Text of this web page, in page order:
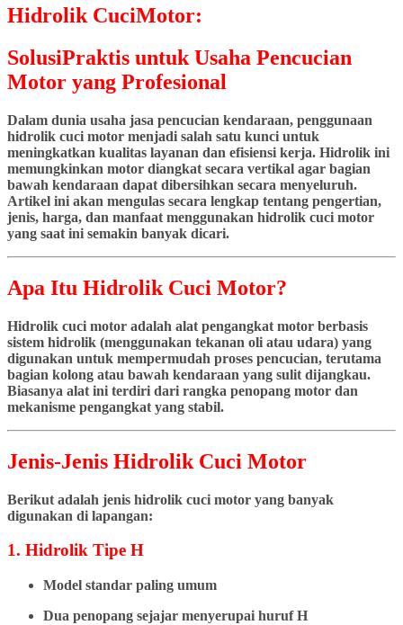
Hidrolik CuciMotor:
SolusiPraktis untuk Usaha Pencucian
Motor yang Profesional
Dalam dunia usaha jasa pencucian kendaraan, penggunaan
hidrolik cuci motor menjadi salah satu kunci untuk
meningkatkan kualitas layanan dan efisiensi kerja. Hidrolik ini
memungkinkan motor diangkat secara vertikal agar bagian
bawah kendaraan dapat dibersihkan secara menyeluruh.
Artikel ini akan mengulas secara lengkap tentang pengertian,
jenis, harga, dan manfaat menggunakan hidrolik cuci motor
yang saat ini semakin banyak dicari.
Apa Itu Hidrolik Cuci Motor?
Hidrolik cuci motor adalah alat pengangkat motor berbasis
sistem hidrolik (menggunakan tekanan oli atau udara) yang
digunakan untuk mempermudah proses pencucian, terutama
bagian kolong atau bawah kendaraan yang sulit dijangkau.
Biasanya alat ini terdiri dari rangka penopang motor dan
mekanisme pengangkat yang stabil.
Jenis-Jenis Hidrolik Cuci Motor
Berikut adalah jenis hidrolik cuci motor yang banyak
digunakan di lapangan:
1. Hidrolik Tipe H
Model standar paling umum
Dua penopang sejajar menyerupai huruf H